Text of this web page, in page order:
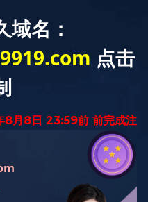
>四大平台>